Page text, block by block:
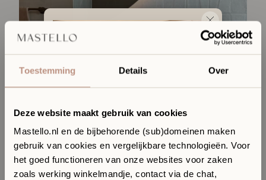
Toestemming Details Over
Deze website maakt gebruik van cookies
Mastello.nl en de bijbehorende (sub)domeinen maken
gebruik van cookies en vergelijkbare technologieën. Voor
het goed functioneren van onze websites voor zaken
zoals werking winkelmandje, contact via de chat,
Ervaar jouw toekomstige
badkamer in onze Sanitair